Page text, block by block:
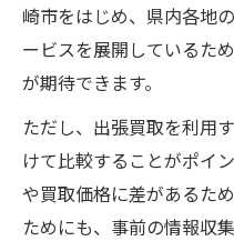
崎市をはじめ、県内各地
ービスを展開しているた
が期待できます。
ただし、出張買取を利用
けて比較することがポイ
や買取価格に差があるた
ためにも、事前の情報収集